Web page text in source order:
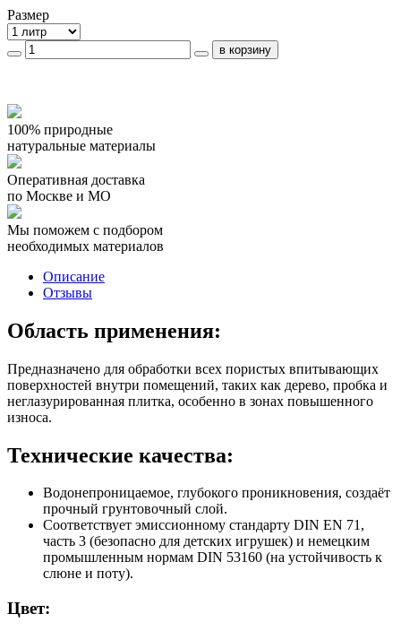
Размер
100% природные
натуральные материалы
Оперативная доставка
по Москве и МО
Мы поможем с подбором
необходимых материалов
Описание
Отзывы
Область применения:
Предназначено для обработки всех пористых впитывающих
поверхностей внутри помещений, таких как дерево, пробка и
неглазурированная плитка, особенно в зонах повышенного
износа.
Технические качества:
Водонепроницаемое, глубокого проникновения, создаёт
прочный грунтовочный слой.
Соответствует эмиссионному стандарту DIN EN 71,
часть 3 (безопасно для детских игрушек) и немецким
промышленным нормам DIN 53160 (на устойчивость к
слюне и поту).
Цвет: